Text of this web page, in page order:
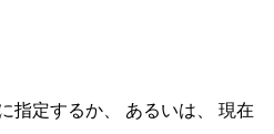
指定するか、 あるいは、 現在